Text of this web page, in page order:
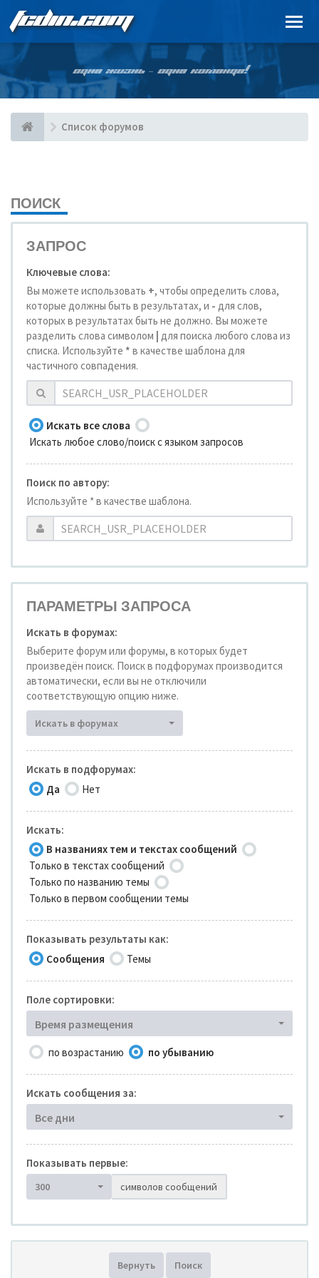
FCDIN.COM
ОДНА ЖИЗНЬ – ОДНА КОМАНДА!
Список форумов
ПОИСК
ЗАПРОС
Ключевые слова:
Вы можете использовать +, чтобы определить слова,
которые должны быть в результатах, и - для слов,
которых в результатах быть не должно. Вы можете
разделить слова символом | для поиска любого слова из
списка. Используйте * в качестве шаблона для
частичного совпадения.
Искать все слова
Искать любое слово/поиск с языком запросов
Поиск по автору:
Используйте * в качестве шаблона.
ПАРАМЕТРЫ ЗАПРОСА
Искать в форумах:
Выберите форум или форумы, в которых будет
произведён поиск. Поиск в подфорумах производится
автоматически, если вы не отключили
соответствующую опцию ниже.
Искать в форумах
Искать в подфорумах:
Да
Нет
Искать:
В названиях тем и текстах сообщений
Только в текстах сообщений
Только по названию темы
Только в первом сообщении темы
Показывать результаты как:
Сообщения
Темы
Поле сортировки:
Время размещения
по возрастанию по убыванию
Искать сообщения за:
Все дни
Показывать первые:
300 символов сообщений
Вернуть Поиск